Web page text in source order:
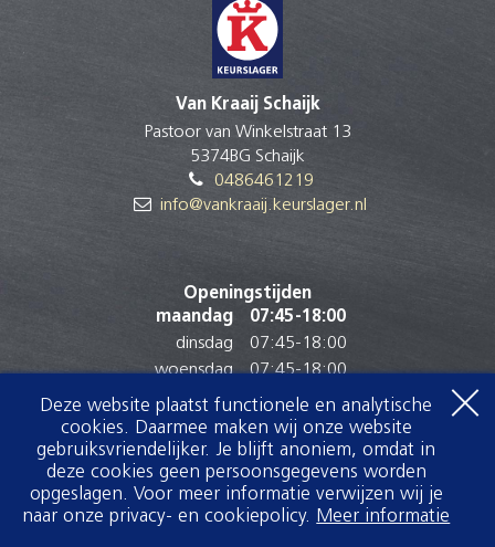
Kogelbiefstuk
Kogelbiefstuk
Magere runderlap
Schouder
Mergpijp
Schenkel
Ossenhaas
Van Kraaij Schaijk
Pastoor van Winkelstraat 13
5374BG Schaijk
0486461219
info@vankraaij.keurslager.nl
Openingstijden
maandag
07:45-18:00
dinsdag
07:45-18:00
woensdag
07:45-18:00
donderdag
07:45 -
vrijdag
07:45- 18:00
zaterdag
07:30-16:00
zondag
Gesloten
Deze website plaatst functionele en analytische
cookies. Daarmee maken wij onze website
gebruiksvriendelijker. Je blijft anoniem, omdat in
deze cookies geen persoonsgegevens worden
opgeslagen. Voor meer informatie verwijzen wij je
naar onze privacy- en cookiepolicy. Meer informatie